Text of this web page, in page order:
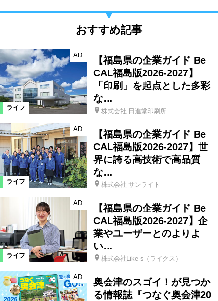
おすすめ記事
ライフ
AD
【福島県の企業ガイド Be
CAL福島版2026-2027】
「印刷」を起点とした多彩
な…
株式会社 日進堂印刷所
ライフ
AD
【福島県の企業ガイド Be
CAL福島版2026-2027】世
界に誇る高技術で高品質
な…
株式会社 サンライト
ライフ
AD
【福島県の企業ガイド Be
CAL福島版2026-2027】企
業やユーザーとのよりよ
い…
株式会社Like-s（ライクス）
AD
奥会津のスゴイ！が見つか
る情報誌『つなぐ奥会津20